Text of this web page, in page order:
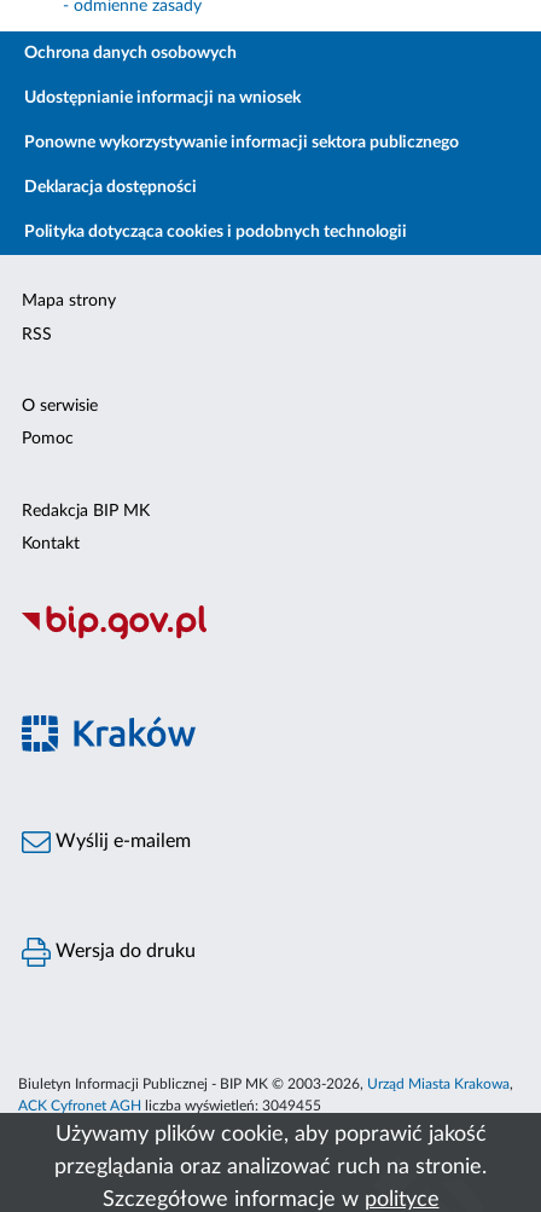
Używamy plików cookie, aby poprawić jakość
przeglądania oraz analizować ruch na stronie.
Szczegółowe informacje w polityce
- odmienne zasady
Ochrona danych osobowych
Udostępnianie informacji na wniosek
Ponowne wykorzystywanie informacji sektora publicznego
Deklaracja dostępności
Polityka dotycząca cookies i podobnych technologii
Mapa strony
RSS
O serwisie
Pomoc
Redakcja BIP MK
Kontakt
Wyślij e-mailem
Wersja do druku
Biuletyn Informacji Publicznej - BIP MK © 2003-2026, Urząd Miasta Krakowa,
ACK Cyfronet AGH
liczba wyświetleń: 3049455